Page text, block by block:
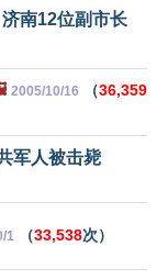
南12位副市长
2005/10/16 （36,359
军人被击毙
1 （33,538次）